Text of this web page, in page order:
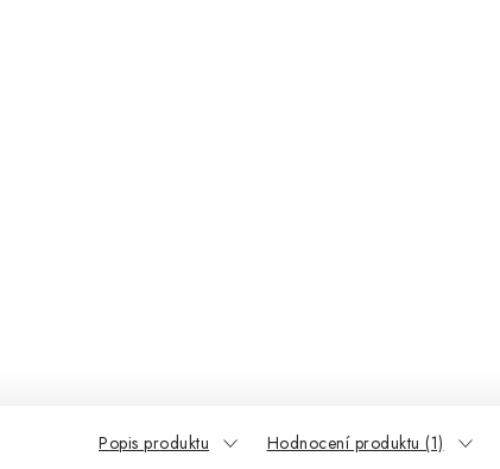
Popis produktu Hodnocení produktu (1)